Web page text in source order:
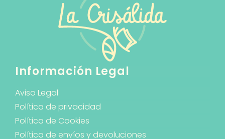
Información Legal
Aviso Legal
Política de privacidad
Política de Cookies
Política de envíos y devoluciones